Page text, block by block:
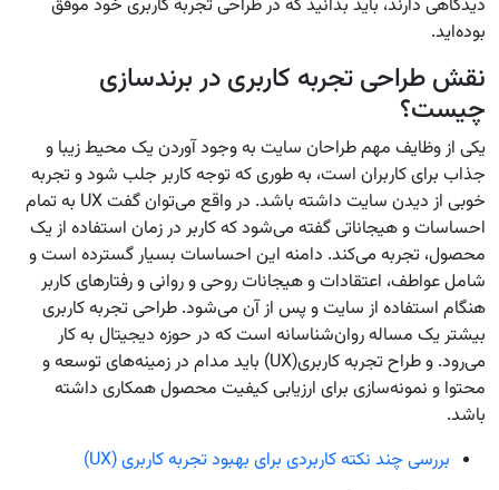
دیدگاهی دارند، باید بدانید که در طراحی تجربه کاربری خود موفق
بوده‌اید.
نقش طراحی تجربه کاربری در برندسازی
چیست؟
یکی از وظایف مهم طراحان سایت به وجود آوردن یک محیط زیبا و
جذاب برای کاربران است، به طوری که توجه کاربر جلب شود و تجربه
خوبی از دیدن سایت داشته باشد. در واقع می‌توان گفت UX به تمام
احساسات و هیجاناتی گفته می‌شود که کاربر در زمان استفاده از یک
محصول، تجربه می‌کند. دامنه این احساسات بسیار گسترده است و
شامل عواطف، اعتقادات و هیجانات روحی و روانی و رفتارهای کاربر
هنگام استفاده از سایت و پس از آن می‌شود. طراحی تجربه کاربری
بیشتر یک مساله روان‌شناسانه است که در حوزه دیجیتال به کار
می‌رود. و طراح تجربه کاربری(UX) باید مدام در زمینه‌های توسعه و
محتوا و نمونه‌سازی برای ارزیابی کیفیت محصول همکاری داشته
باشد.
بررسی چند نکته کاربردی برای بهبود تجربه کاربری (UX)